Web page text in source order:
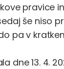
pravice
še niso
pa v
dne 13. 4.